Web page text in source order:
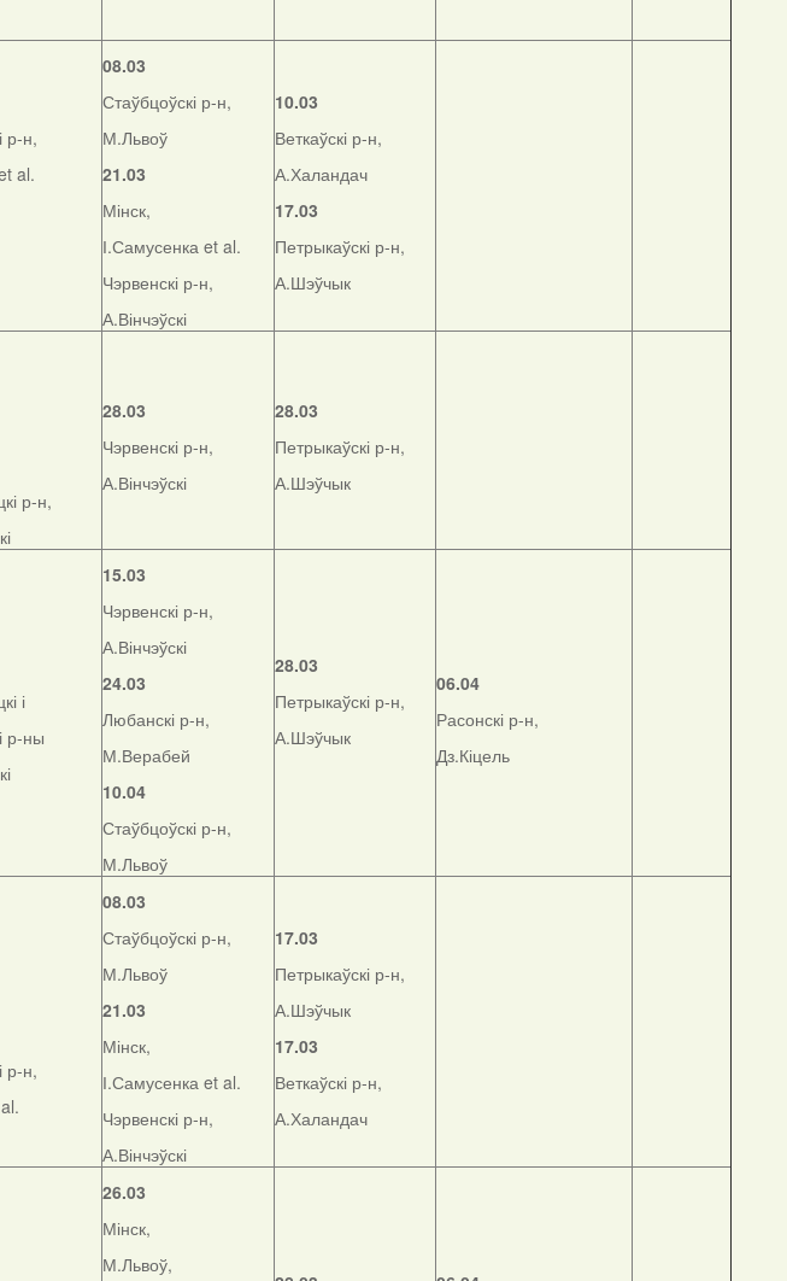
р-н,
al.
08.03
Стаўбцоўскі р-н,
М.Львоў
21.03
Мінск,
І.Самусенка et al.
Чэрвенскі р-н,
А.Вінчэўскі
10.03
Веткаўскі р-н,
А.Халандач
17.03
Петрыкаўскі р-н,
А.Шэўчык
р-н,
28.03
Чэрвенскі р-н,
А.Вінчэўскі
28.03
Петрыкаўскі р-н,
А.Шэўчык
і
р-ны
15.03
Чэрвенскі р-н,
А.Вінчэўскі
24.03
Любанскі р-н,
М.Верабей
10.04
Стаўбцоўскі р-н,
М.Львоў
28.03
Петрыкаўскі р-н,
А.Шэўчык
06.04
Расонскі р-н,
Дз.Кіцель
р-н,
08.03
Стаўбцоўскі р-н,
М.Львоў
21.03
Мінск,
І.Самусенка et al.
Чэрвенскі р-н,
А.Вінчэўскі
17.03
Петрыкаўскі р-н,
А.Шэўчык
17.03
Веткаўскі р-н,
А.Халандач
26.03
Мінск,
М.Львоў,